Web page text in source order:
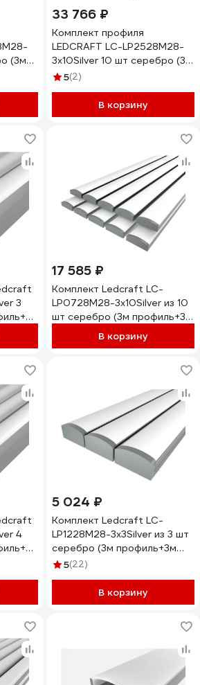
(3м
33 766 ₽
Комплект профиля
LEDCRAFT LC-LP2528M28-
3x10Silver 10 шт серебро (3м
профиль+3м
заглушки+комплект
шурупов) 1616340695
5(2)
В корзину
3
17 585 ₽
Комплект Ledcraft LC-
LP0728M28-3x10Silver из 10
шт серебро (3м профиль+3м
рассеиватель+2 заглушки)
В корзину
4
5 024 ₽
Комплект Ledcraft LC-
LP1228M28-3x3Silver из 3 шт
серебро (3м профиль+3м
рассеиватель+2 заглушки)
5(22)
В корзину